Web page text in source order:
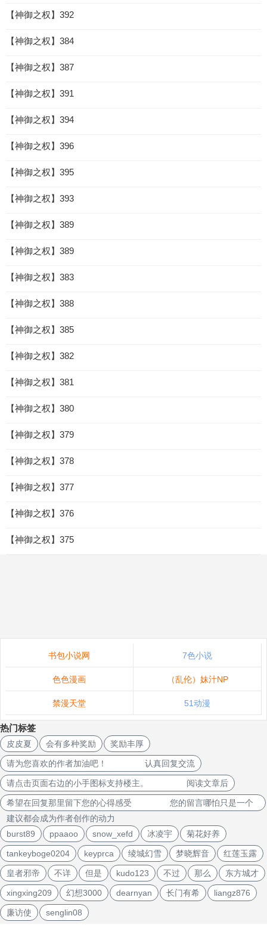
【神御之权】392
【神御之权】384
【神御之权】387
【神御之权】391
【神御之权】394
【神御之权】396
【神御之权】395
【神御之权】393
【神御之权】389
【神御之权】389
【神御之权】383
【神御之权】388
【神御之权】385
【神御之权】382
【神御之权】381
【神御之权】380
【神御之权】379
【神御之权】378
【神御之权】377
【神御之权】376
【神御之权】375
书包小说网 7色小说
色色漫画 （乱伦）妹汁NP
禁漫天堂 51动漫
热门标签
皮皮夏 会有多种奖励 奖励丰厚
请为您喜欢的作者加油吧！ 认真回复交流
请点击页面右边的小手图标支持楼主。 阅读文章后
希望在回复那里留下您的心得感受 您的留言哪怕只是一个
建议都会成为作者创作的动力
burst89
ppaaoo snow_xefd 冰凌宇 菊花好养
tankeyboge0204 keyprca 绫城幻雪 梦晓辉音 红莲玉露
皇者邪帝 不详 但是 kudo123 不过 那么 东方城才
xingxing209 幻想3000 dearnyan 长门有希 liangz876
廉访使 senglin08